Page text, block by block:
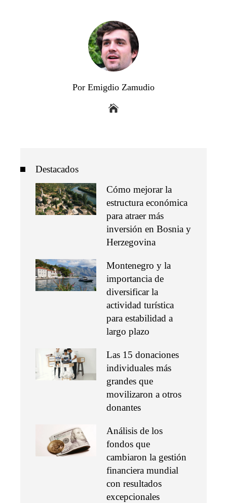
Por Emigdio Zamudio
Destacados
Cómo mejorar la
estructura económica
para atraer más
inversión en Bosnia y
Herzegovina
Montenegro y la
importancia de
diversificar la
actividad turística
para estabilidad a
largo plazo
Las 15 donaciones
individuales más
grandes que
movilizaron a otros
donantes
Análisis de los
fondos que
cambiaron la gestión
financiera mundial
con resultados
excepcionales